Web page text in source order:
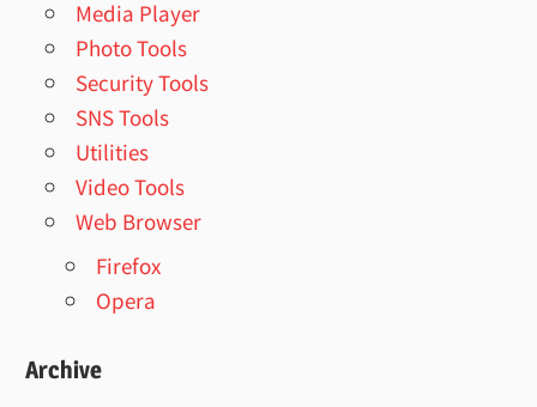
Media Player
Photo Tools
Security Tools
SNS Tools
Utilities
Video Tools
Web Browser
Firefox
Opera
Archive